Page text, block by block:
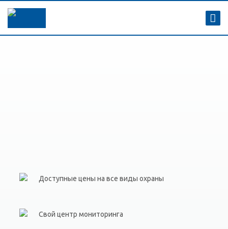
Доступные цены на все виды охраны
Свой центр мониторинга